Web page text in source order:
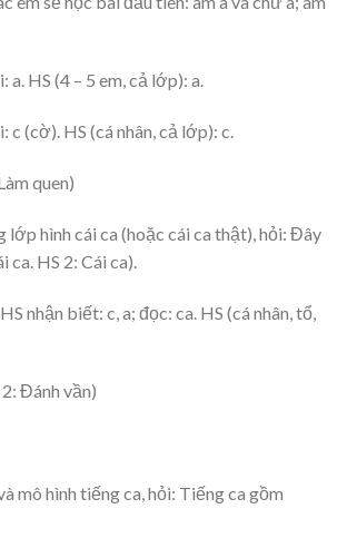
a. HS (4 – 5 em, cả lớp): a.
c (cờ). HS (cá nhân, cả lớp): c.
quen)
lớp hình cái ca (hoặc cái ca thật), hỏi: Đây
ca. HS 2: Cái ca).
nhận biết: c, a; đọc: ca. HS (cá nhân, tổ,
Đánh vần)
mô hình tiếng ca, hỏi: Tiếng ca gồm